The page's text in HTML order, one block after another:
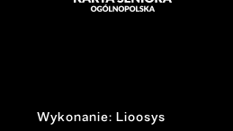
Wykonanie: Lioosys